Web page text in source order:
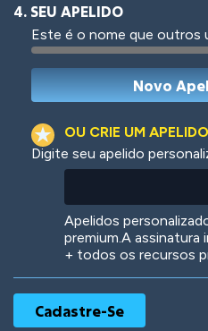
Woof
4. SEU APELIDO
Este é o nome que outros
OU CRIE UM
Digite seu apelido
Apelidos
premium.A assinatura
+ todos os recursos